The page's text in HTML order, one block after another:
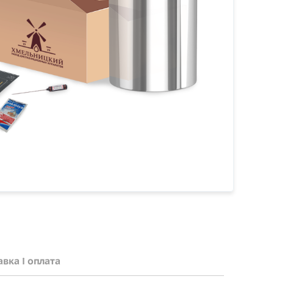
і оплата